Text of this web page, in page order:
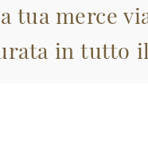
tua merce
in tutto